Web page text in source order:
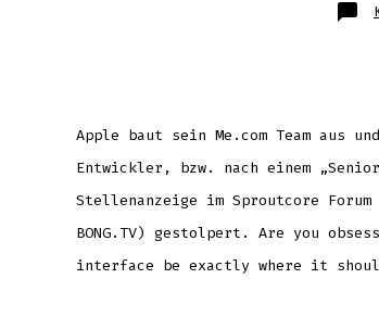
Apple baut sein Me.com Team aus
Entwickler, bzw. nach einem
Stellenanzeige im Sproutcore Forum
BONG.TV) gestolpert. Are you
interface be exactly where it